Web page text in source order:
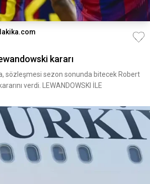
kararı
sözleşmesi sezon sonunda bitecek Robert
verdi. LEWANDOWSKI İLE